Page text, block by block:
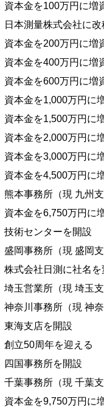
資本金を100万円に増
日本測量株式会社に
資本金を200万円に増
資本金を400万円に増
資本金を600万円に増
資本金を1,000万円に
資本金を1,500万円に
資本金を2,000万円に
資本金を3,000万円に
資本金を4,500万円に
熊本事務所（現 九州
資本金を6,750万円に
技術センターを開設
盛岡事務所（現 盛岡
株式会社日測に社名を
埼玉営業所（現 埼玉
神奈川事務所（現 神
東海支店を開設
創立50周年を迎える
四国事務所を開設
千葉事務所（現 千葉
資本金を9,750万円に